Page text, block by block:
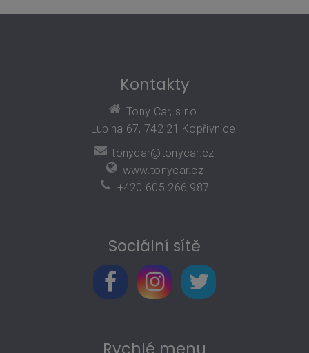
Kontakty
Tony Car, s.r.o.
Lubina 67, 742 21 Kopřivnice
tonycar@tonycar.cz
www.tonycar.cz
+420 605 266 987
Sociální sítě